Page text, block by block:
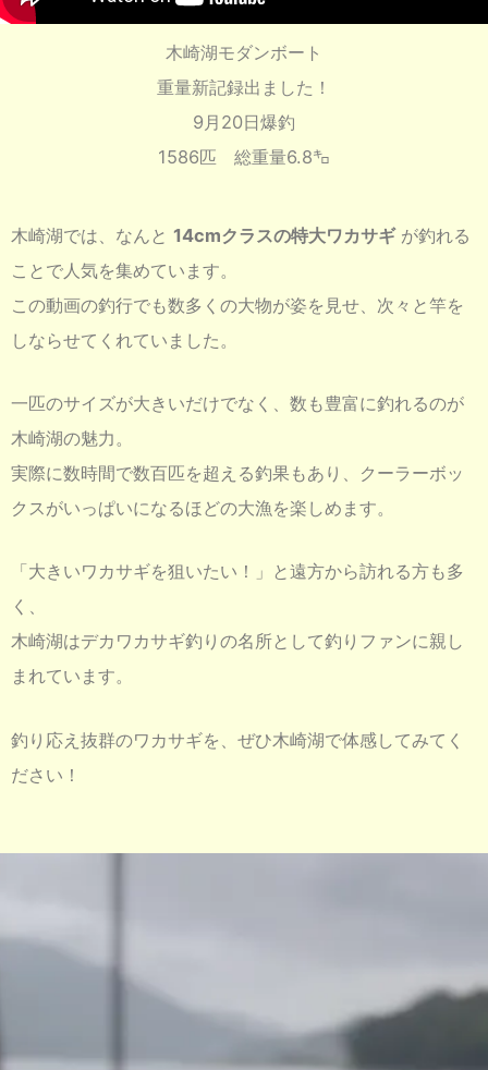
木崎湖モダンボート
重量新記録出ました！
9月20日爆釣
1586匹 総重量6.8㌔
木崎湖では、なんと 14cmクラスの特大ワカサギが釣れる
ことで人気を集めています。
この動画の釣行でも数多くの大物が姿を見せ、次々と竿を
しならせてくれていました。
一匹のサイズが大きいだけでなく、数も豊富に釣れるのが
木崎湖の魅力。
実際に数時間で数百匹を超える釣果もあり、クーラーボッ
クスがいっぱいになるほどの大漁を楽しめます。
「大きいワカサギを狙いたい！」と遠方から訪れる方も多
く、
木崎湖はデカワカサギ釣りの名所として釣りファンに親し
まれています。
釣り応え抜群のワカサギを、ぜひ木崎湖で体感してみてく
ださい！